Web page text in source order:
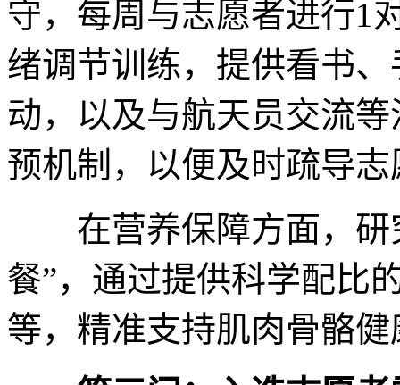
守，每周与志愿者进行1
绪调节训练，提供看书
动，以及与航天员交流
预机制，以便及时疏导
在营养保障方面，研
餐”，通过提供科学配比
等，精准支持肌肉骨骼